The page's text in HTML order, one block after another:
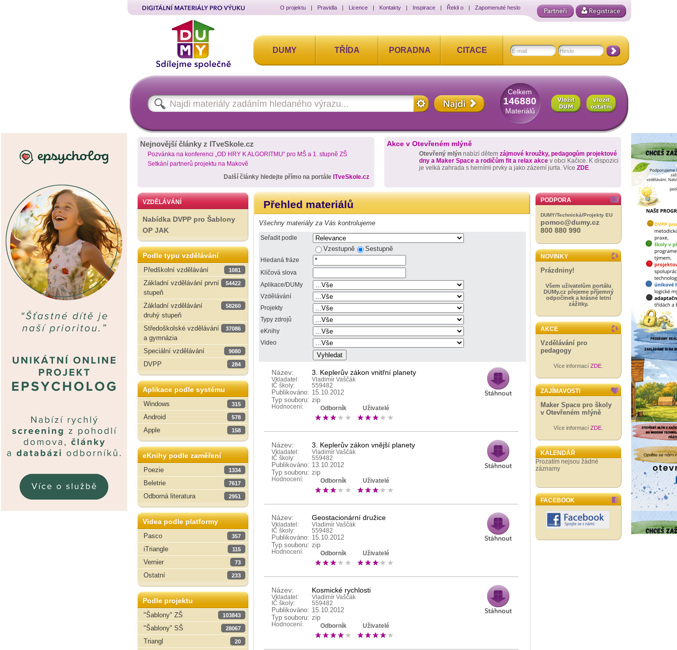
O projektu | Pravidla | Licence | Kontakty | Inspirace | Řekli o | Zapomenuté heslo
DUMY TŘÍDA PORADNA CITACE
Celkem
146880
Materiálů
Nejnovější články z ITveSkole.cz
Pozvánka na konferenci „OD HRY K ALGORITMU“ pro MŠ a 1. stupně ZŠ
Setkání partnerů projektu na Makově
Další články hledejte přímo na portále ITveSkole.cz
Akce v Otevřeném mlýně
Otevřený mlýn nabízí dětem zájmové kroužky, pedagogům projektové
dny a Maker Space a rodičům fit a relax akce v obci Kačice. K dispozici
je velká zahrada s herními prvky a jako zázemí jurta. Více ZDE.
VZDĚLÁVÁNÍ
Nabídka DVPP pro Šablony
OP JAK
Podle typu vzdělávání
Předškolní vzdělávání
1081
Základní vzdělávání první
stupeň
54422
Základní vzdělávání
druhý stupeň
58260
Středoškolské vzdělávání
a gymnázia
37086
Speciální vzdělávání 9080
DVPP 284
Aplikace podle systému
Windows
315
Android 578
Apple 158
eKnihy podle zaměření
Poezie
1334
Beletrie 7617
Odborná literatura 2951
Videa podle platformy
Pasco
357
iTriangle 115
Vernier 73
Ostatní 233
Podle projektu
"Šablony" ZŠ
103843
"Šablony" SŠ 28067
Triangl 20
Přehled materiálů
Všechny materiály za Vás kontrolujeme
Seřadit podle
Vzestupně Sestupně
Hledaná fráze
Klíčová slova
Aplikace/DUMy
Vzdělávání
Projekty
Typy zdrojů
eKnihy
Video
Název: 3. Keplerův zákon vnitřní planety
Vkladatel:
Vladimír Vaščák
IČ školy:
559482
Publikováno: 15.10.2012
Typ souboru: zip
Hodnocení: Odborník Uživatelé
Název: 3. Keplerův zákon vnější planety
Vkladatel:
Vladimír Vaščák
IČ školy:
559482
Publikováno: 13.10.2012
Typ souboru: zip
Hodnocení: Odborník Uživatelé
Název: Geostacionární družice
Vkladatel:
Vladimír Vaščák
IČ školy:
559482
Publikováno: 15.10.2012
Typ souboru: zip
Hodnocení: Odborník Uživatelé
Název: Kosmické rychlosti
Vkladatel:
Vladimír Vaščák
IČ školy:
559482
Publikováno: 15.10.2012
Typ souboru: zip
Hodnocení: Odborník Uživatelé
PODPORA
DUMY/Technická/Projekty EU
pomoc@dumy.cz
800 880 990
NOVINKY
Prázdniny!
Všem uživatelům portálu
DUMy.cz přejeme příjemný
odpočinek a krásné letní
zážitky.
AKCE
Vzdělávání pro
pedagogy
Více informací ZDE
ZAJÍMAVOSTI
Maker Space pro školy
v Otevřeném mlýně
Více informací ZDE
KALENDÁŘ
Prozatím nejsou žádné
záznamy
FACEBOOK